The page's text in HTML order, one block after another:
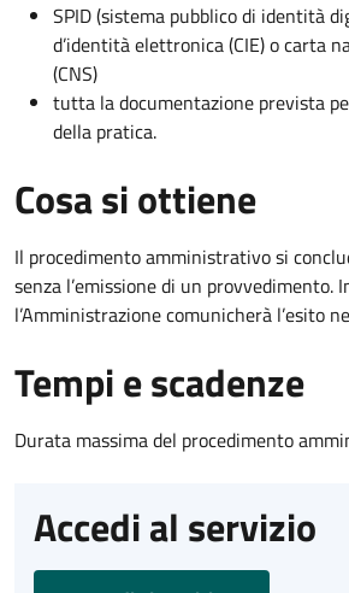
SPID (sistema pubblico di identità
d’identità elettronica (CIE) o carta
(CNS)
tutta la documentazione prevista
della pratica.
Cosa si ottiene
Il procedimento amministrativo si
senza l’emissione di un provvedimento.
l’Amministrazione comunicherà l’esito
Tempi e scadenze
Durata massima del procedimento
Accedi al servizio